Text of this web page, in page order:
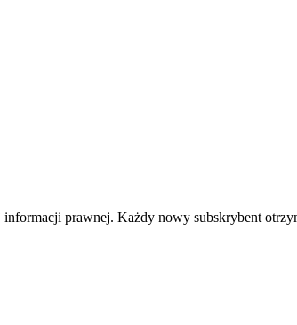
prawnej. Każdy nowy subskrybent